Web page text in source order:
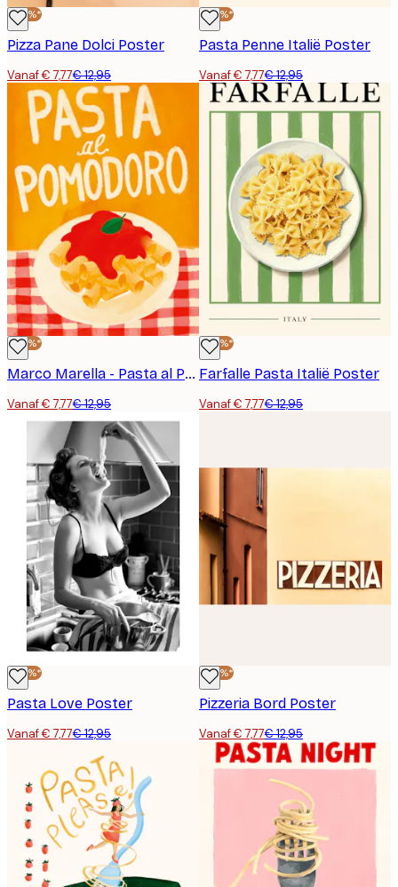
-40%*
Pizza Pane Dolci Poster
Vanaf € 7,77€ 12,95
-40%*
Pasta Penne Italië Poster
Vanaf € 7,77€ 12,95
-40%*
Marco Marella - Pasta al Pomodoro Poster
Vanaf € 7,77€ 12,95
-40%*
Farfalle Pasta Italië Poster
Vanaf € 7,77€ 12,95
-40%*
Pasta Love Poster
Vanaf € 7,77€ 12,95
-40%*
Pizzeria Bord Poster
Vanaf € 7,77€ 12,95